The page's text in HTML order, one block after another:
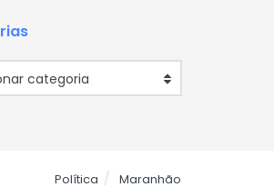
categoria
Política Maranhão